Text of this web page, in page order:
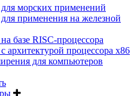
морских применений
применения на железной
базе RISC-процессора
архитектурой процессора x86
для компьютеров